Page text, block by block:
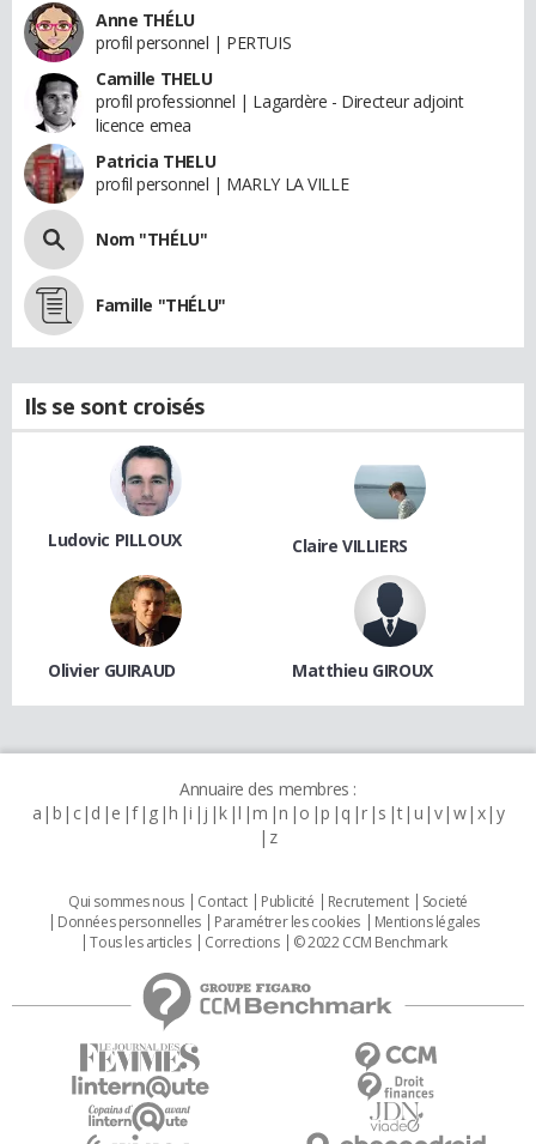
Anne THÉLU
profil personnel | PERTUIS
Camille THELU
profil professionnel | Lagardère - Directeur adjoint
licence emea
Patricia THELU
profil personnel | MARLY LA VILLE
Nom "THÉLU"
Famille "THÉLU"
Ils se sont croisés
Ludovic PILLOUX Claire VILLIERS
Olivier GUIRAUD Matthieu GIROUX
Annuaire des membres :
a b c d e f g h i j k l m n o p q r s t u v w x y
z
Qui sommes nous Contact Publicité Recrutement
Societé
Données personnelles
Paramétrer les cookies
Mentions légales
Tous les articles
Corrections © 2022 CCM Benchmark